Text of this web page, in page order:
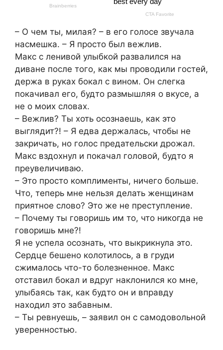
– О чем ты, милая? – в его голосе звучала
насмешка. – Я просто был вежлив.
Макс с ленивой улыбкой развалился на
диване после того, как мы проводили гостей,
держа в руках бокал с вином. Он слегка
покачивал его, будто размышляя о вкусе, а
не о моих словах.
– Вежлив? Ты хоть осознаешь, как это
выглядит?! – Я едва держалась, чтобы не
закричать, но голос предательски дрожал.
Макс вздохнул и покачал головой, будто я
преувеличиваю.
– Это просто комплименты, ничего больше.
Что, теперь мне нельзя делать женщинам
приятное слово? Это же не преступление.
– Почему ты говоришь им то, что никогда не
говоришь мне?!
Я не успела осознать, что выкрикнула это.
Сердце бешено колотилось, а в груди
сжималось что-то болезненное. Макс
отставил бокал и вдруг наклонился ко мне,
улыбаясь так, как будто он и вправду
находил это забавным.
– Ты ревнуешь, – заявил он с самодовольной
уверенностью.